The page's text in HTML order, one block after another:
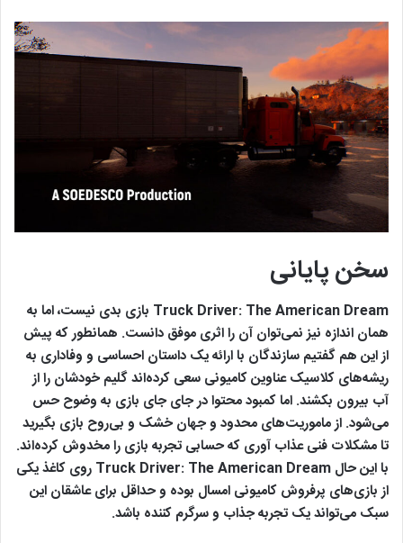
سخن پایانی
Truck Driver: The American Dream بازی بدی نیست، اما به
همان اندازه نیز نمی‌توان آن را اثری موفق دانست. همانطور که پیش
از این هم گفتیم سازندگان با ارائه یک داستان احساسی و وفاداری به
ریشه‌های کلاسیک عناوین کامیونی سعی کرده‌اند گلیم خودشان را از
آب بیرون بکشند. اما کمبود محتوا در جای جای بازی به وضوح حس
می‌شود. از ماموریت‌های محدود و جهان خشک و بی‌روح بازی بگیرید
تا مشکلات فنی عذاب آوری که حسابی تجربه بازی را مخدوش کرده‌اند.
با این حال Truck Driver: The American Dream روی کاغذ یکی
از بازی‌های پرفروش کامیونی امسال بوده و حداقل برای عاشقان این
سبک می‌تواند یک تجربه جذاب و سرگرم کننده باشد.